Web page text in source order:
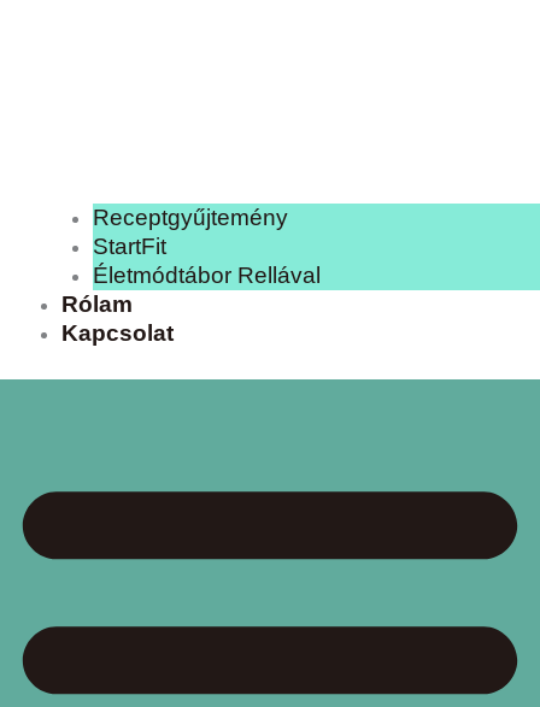
Receptgyűjtemény
StartFit
Életmódtábor Rellával
Rólam
Kapcsolat